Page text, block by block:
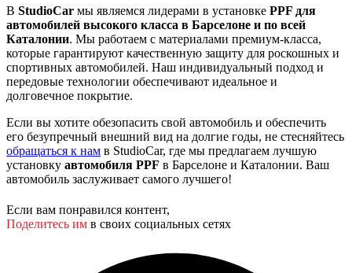
В StudioCar мы являемся лидерами в установке PPF для
автомобилей высокого класса в Барселоне и по всей
Каталонии. Мы работаем с материалами премиум-класса,
которые гарантируют качественную защиту для роскошных и
спортивных автомобилей. Наш индивидуальный подход и
передовые технологии обеспечивают идеальное и
долговечное покрытие.
Если вы хотите обезопасить свой автомобиль и обеспечить
его безупречный внешний вид на долгие годы, не стесняйтесь
обращаться к нам в StudioCar, где мы предлагаем лучшую
установку автомобиля PPF в Барселоне и Каталонии. Ваш
автомобиль заслуживает самого лучшего!
Если вам понравился контент,
Поделитесь им в своих социальных сетях